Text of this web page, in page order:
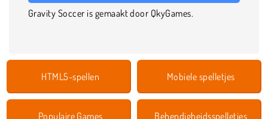
Gravity Soccer is gemaakt door QkyGames.
HTML5-spellen Mobiele spelletjes
Populaire Games Behendigheidsspelletjes